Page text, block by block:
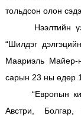
тольдсон олон
Нээлтийн
“Шилдэг
Маариэль Майер-
сарын 23 ны өдөр
“Европын кино
Австри,